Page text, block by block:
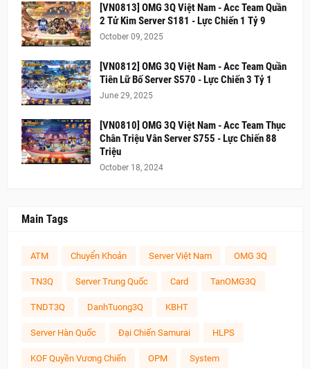
[VN0813] OMG 3Q Việt Nam - Acc Team Quần
2 Tử Kim Server S181 - Lực Chiến 1 Tỷ 9
October 09, 2025
[VN0812] OMG 3Q Việt Nam - Acc Team Quần
Tiên Lữ Bố Server S570 - Lực Chiến 3 Tỷ 1
June 29, 2025
[VN0810] OMG 3Q Việt Nam - Acc Team Thục
Chân Triệu Vân Server S755 - Lực Chiến 88
Triệu
October 18, 2024
Main Tags
ATM Chuyển Khoản Server Việt Nam OMG 3Q
TN3Q Server Trung Quốc Card TanOMG3Q
TNDT3Q DanhTuong3Q KBHT
Server Hàn Quốc Đại Chiến Samurai HLPS
KOF Quyền Vương Chiến OPM System